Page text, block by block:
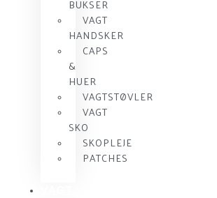
BUKSER
VAGT
HANDSKER
CAPS
&
HUER
VAGTSTØVLER
VAGT
SKO
SKOPLEJE
PATCHES